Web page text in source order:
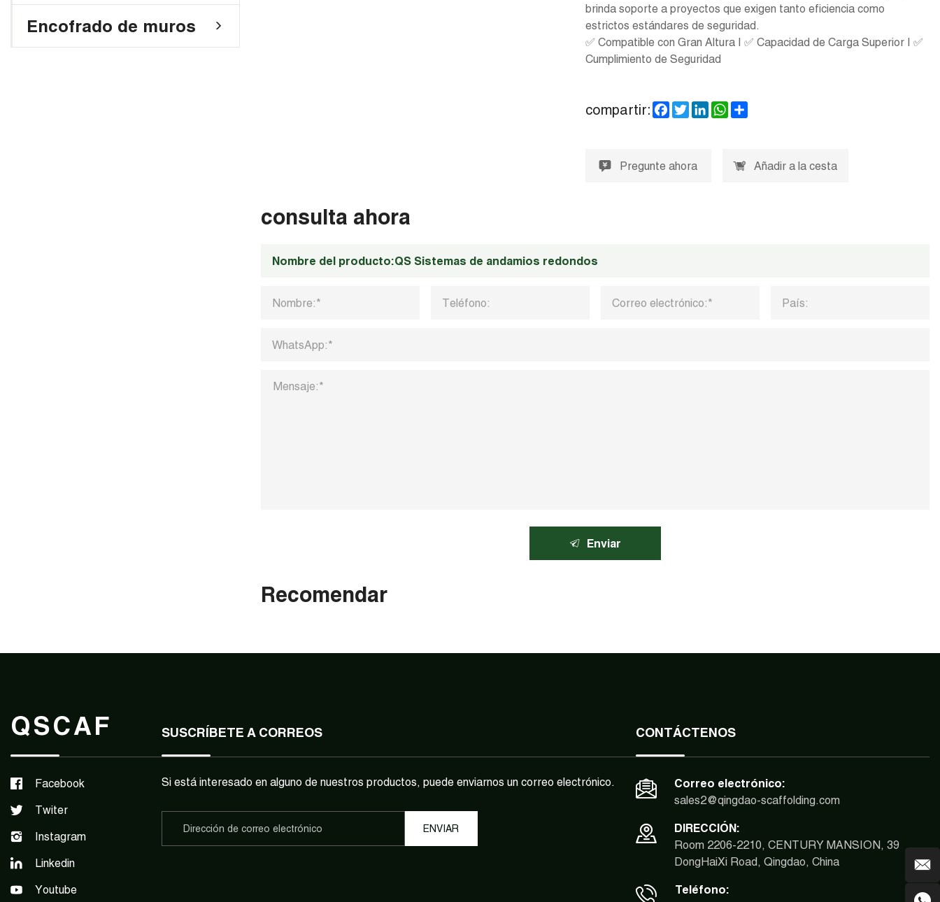
Encofrado de muros
brinda soporte a proyectos que exigen tanto eficiencia como
estrictos estándares de seguridad.
✅ Compatible con Gran Altura | ✅ Capacidad de Carga Superior | ✅
Cumplimiento de Seguridad
compartir: Facebook
TwitterLinkedInWhatsApp
Share
Pregunte ahora Añadir a la cesta
consulta ahora
Enviar
Recomendar
QSCAF
Facebook
Twiter
Instagram
Linkedin
Youtube
SUSCRÍBETE A CORREOS
Si está interesado en alguno de nuestros productos, puede enviarnos un correo electrónico.
CONTÁCTENOS
Correo electrónico:
sales2@qingdao-scaffolding.com
DIRECCIÓN:
Room 2206-2210, CENTURY MANSION, 39
DongHaiXi Road, Qingdao, China
Teléfono: